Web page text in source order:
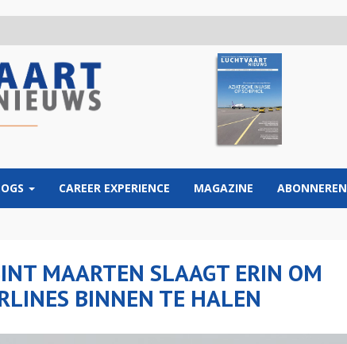
CAREER EXPERIENCE MAGAZINE ABONNEREN
MAARTEN SLAAGT ERIN OM
BINNEN TE HALEN